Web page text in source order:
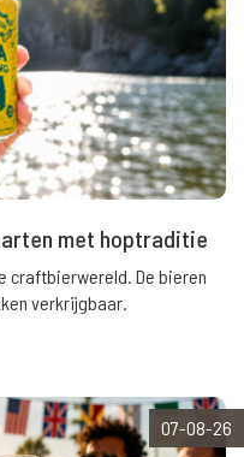
met hoptraditie
craftbierwereld. De bieren
verkrijgbaar.
07-08-26